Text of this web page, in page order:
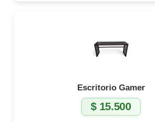
Escritorio Gamer
$15.500